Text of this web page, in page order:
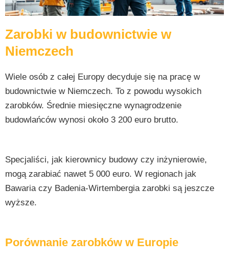
Zarobki w budownictwie w
Niemczech
Wiele osób z całej Europy decyduje się na pracę w
budownictwie w Niemczech. To z powodu wysokich
zarobków. Średnie miesięczne wynagrodzenie
budowlańców wynosi około 3 200 euro brutto.
Specjaliści, jak kierownicy budowy czy inżynierowie,
mogą zarabiać nawet 5 000 euro. W regionach jak
Bawaria czy Badenia-Wirtembergia zarobki są jeszcze
wyższe.
Porównanie zarobków w Europie